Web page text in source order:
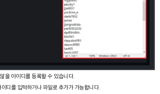
을 아이디를 등록할 수 있습니다.
디를 입력하거나 파일로 추가가 가능합니다.